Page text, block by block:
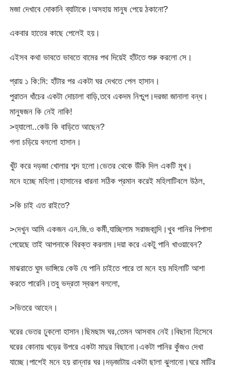
মজা দেখাবে দোকানি ব্যাটাকে।অসহায় মানুষ পেয়ে ঠকানো?
একবার হাতের কাছে পেলেই হয়।
এইসব কথা ভাবতে ভাবতে বামের পথ দিয়েই হাঁটতে শুরু করলো সে।
প্রায় ১ কি:মি: হাঁটার পর একটা ঘর দেখতে পেল হাসান।
পুরাতন ধাঁচের একটা দোচালা বাড়ি,তবে একদম নিশ্চুপ।দরজা জানালা বন্ধ।
মানুষজন কি নেই নাকি!
>হ্যালো..কেউ কি বাড়িতে আছেন?
গলা চড়িয়ে বললো হাসান।
খুঁট করে দড়জা খোলার শব্দ হলো।ভেতর থেকে উঁকি দিল একটি মুখ।
মনে হচ্ছে মহিলা।হাসানের ধারনা সঠিক প্রমান করেই মহিলাটিবলে উঠল,
>কি চাই এত রাইতে?
>দেখুন আমি একজন এন.জি.ও কর্মী,যাচ্ছিলাম সরাজকান্দি।খুব পানির পিপাসা
পেয়েছে তাই আপনাকে বিরক্ত করলাম।দয়া করে একটু পানি খাওয়াবেন?
মাঝরাতে ঘুম ভাঙ্গিয়ে কেউ যে পানি চাইতে পারে তা মনে হয় মহিলাটি আশা
করতে পারেনি।তবু ভদ্রতা স্বরূপ বললো,
>ভিতরে আহেন।
ঘরের ভেতর ঢুকলো হাসান।ছিমছাম ঘর,তেমন আসবাব নেই।বিছানা হিসেবে
ঘরের কোনায় খড়ের উপরে একটা মাদুর বিছানো।একটা পানির কুঁজও দেখা
যাচ্ছে।পাশেই মনে হয় রান্নার ঘর।দড়জাটায় একটা ছালা ঝুলানো।ঘরে মাটির